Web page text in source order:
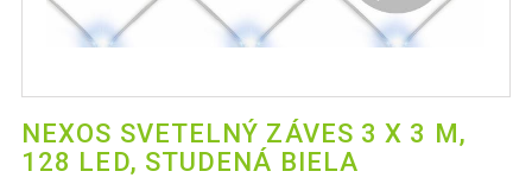
NEXOS SVETELNÝ ZÁVES 3 X 3 M,
128 LED, STUDENÁ BIELA